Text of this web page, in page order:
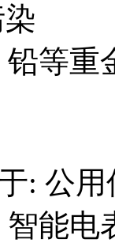
等重
: 公
能